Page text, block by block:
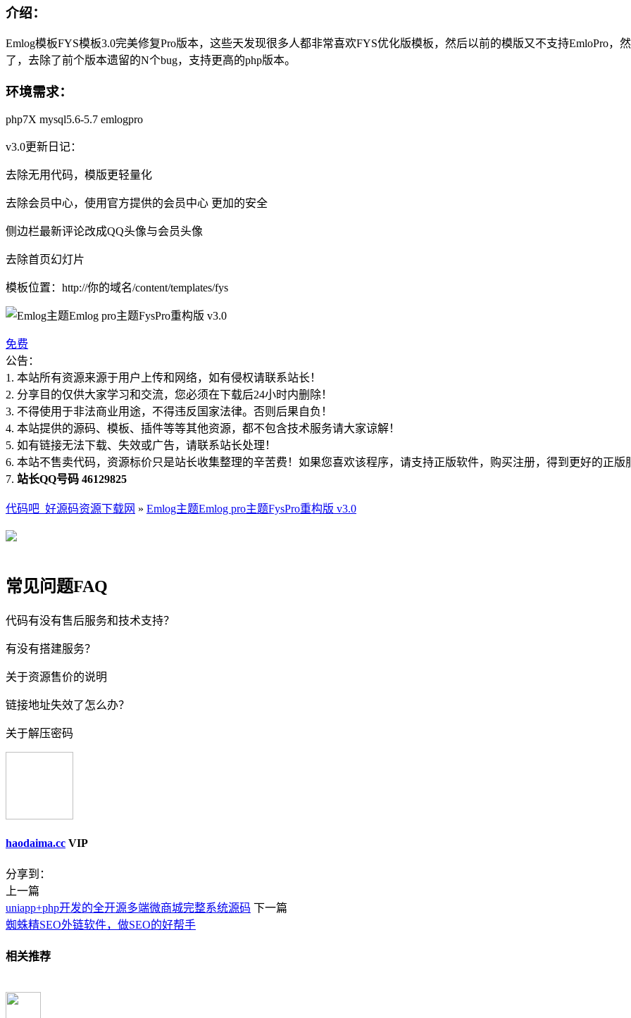
介绍：
Emlog模板FYS模板3.0完美修复Pro版本，这些天发现很多人都非常喜欢FYS优化版模板，然后以前的模版又不支持EmloPro
了，去除了前个版本遗留的N个bug，支持更高的php版本。
环境需求：
php7X mysql5.6-5.7 emlogpro
v3.0更新日记：
去除无用代码，模版更轻量化
去除会员中心，使用官方提供的会员中心 更加的安全
侧边栏最新评论改成QQ头像与会员头像
去除首页幻灯片
模板位置：http://你的域名/content/templates/fys
免费
公告：
1. 本站所有资源来源于用户上传和网络，如有侵权请联系站长！
2. 分享目的仅供大家学习和交流，您必须在下载后24小时内删除！
3. 不得使用于非法商业用途，不得违反国家法律。否则后果自负！
4. 本站提供的源码、模板、插件等等其他资源，都不包含技术服务请大家谅解！
5. 如有链接无法下载、失效或广告，请联系站长处理！
6. 本站不售卖代码，资源标价只是站长收集整理的辛苦费！如果您喜欢该程序，请支持正版软件，购买注册，得到更好的正版
7. 站长QQ号码 46129825
代码吧_好源码资源下载网 » Emlog主题Emlog pro主题FysPro重构版 v3.0
常见问题FAQ
代码有没有售后服务和技术支持？
有没有搭建服务？
关于资源售价的说明
链接地址失效了怎么办？
关于解压密码
haodaima.cc VIP
分享到：
上一篇
uniapp+php开发的全开源多端微商城完整系统源码 下一篇
蜘蛛精SEO外链软件，做SEO的好帮手
相关推荐